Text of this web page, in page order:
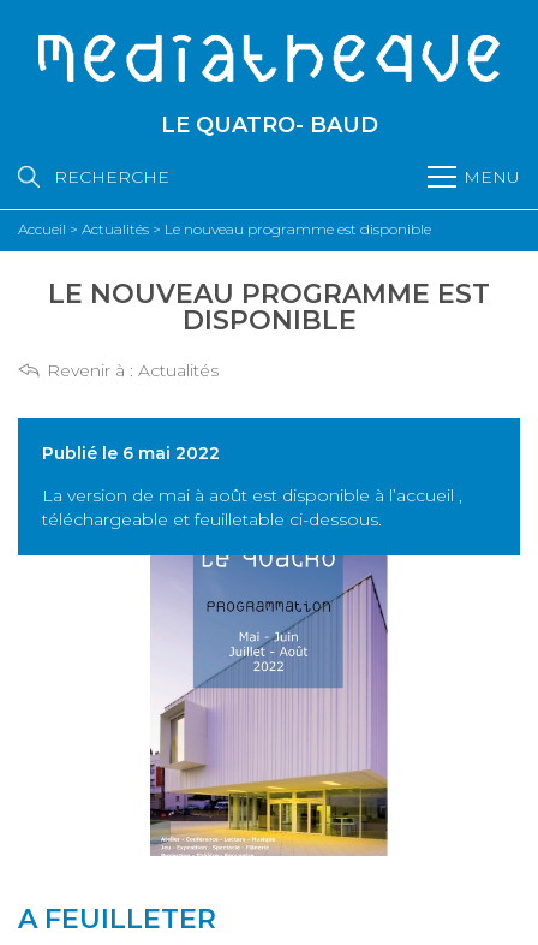
LE QUATRO- BAUD
RECHERCHE MENU
Accueil > Actualités > Le nouveau programme est disponible
LE NOUVEAU PROGRAMME EST
DISPONIBLE
Revenir à : Actualités
Publié le 6 mai 2022
La version de mai à août est disponible à l’accueil ,
téléchargeable et feuilletable ci-dessous.
A FEUILLETER